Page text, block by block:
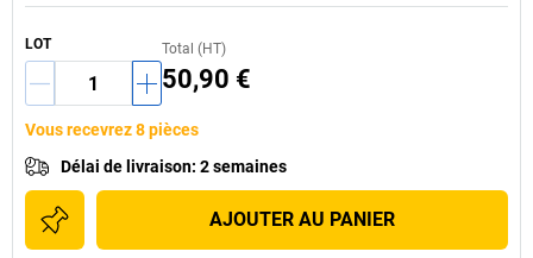
LOT Total (HT)
50,90 €
Vous recevrez 8 pièces
Délai de livraison: 2 semaines
AJOUTER AU PANIER